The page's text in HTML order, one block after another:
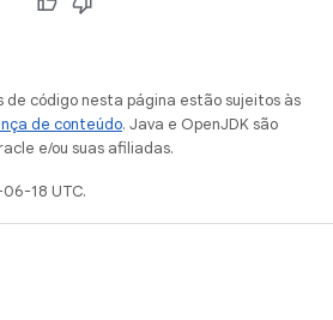
de código nesta página estão sujeitos às
de conteúdo. Java e OpenJDK são
e/ou suas afiliadas.
18 UTC.